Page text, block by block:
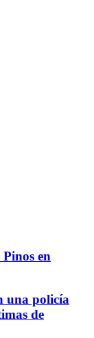
en
una policía
de